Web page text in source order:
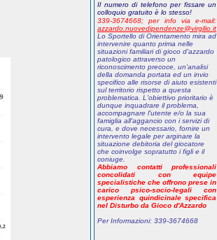
Il numero di telefono per fissare un
colloquio gratuito è lo stesso!
339-3674668;
per info via e-mail:
azzardo.nuovedipendenze@virgilio.it
Lo Sportello di Orientamento mira ad
intervenire quanto prima nelle
situazioni familiari di gioco d'azzardo
patologico attraverso un
riconoscimento precoce, un'analisi
della domanda portata ed un invio
specifico alle risorse di aiuto esistenti
sul territorio rispetto a questa
problematica. L'obiettivo prioritario è
dunque inquadrare il problema,
accompagnare l'utente e/o la sua
famiglia all'aggancio con i servizi di
cura, e dove necessario, fornire un
intervento legale per arginare la
situazione debitoria del giocatore
che coinvolge sopratutto i figli e il
coniuge.
Abbiamo contatti professionali
concolidati con equipe
specialistiche che offrono prese in
carico psico-socio-legali con
esperienza quindicinale specifica
nel Disturbo da Gioco d'Azzardo
Per Informazioni: 339-3674668